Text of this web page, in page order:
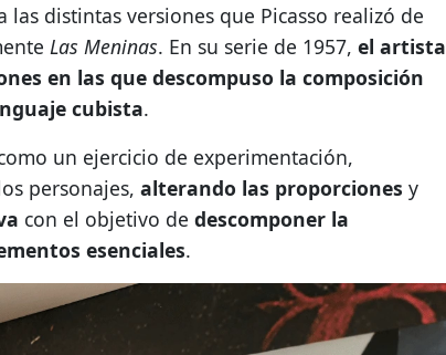
las distintas versiones que Picasso realizó de
Las Meninas. En su serie de 1957, el artista
en las que descompuso la composición
cubista.
un ejercicio de experimentación,
personajes, alterando las proporciones y
con el objetivo de descomponer la
esenciales.